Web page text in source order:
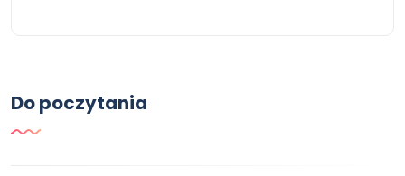
Do poczytania